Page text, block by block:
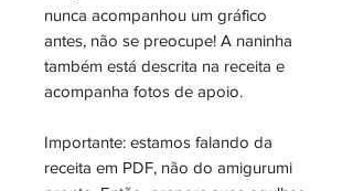
nunca acompanhou um gráfico
antes, não se preocupe! A naninha
também está descrita na receita e
acompanha fotos de apoio.
Importante: estamos falando da
receita em PDF, não do amigurumi